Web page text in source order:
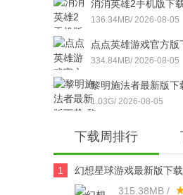
消消英雄2手机版下
英雄2官方版 v1.2.26
版下载
136.34MB/ 2026-08-05
点点英雄游戏官方版
点点英雄手机版
卓版下载
334.84MB/ 2026-08-05
黎明施法者最新版下
明施法者汉化版
1.03G/ 2026-08-05
下载周排行
1
幻想星球游戏最新版下
v6.4.1安卓版下载
315.38MB /